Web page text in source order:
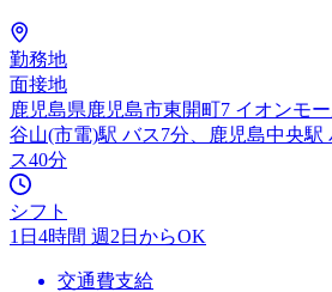
勤務地
面接地
鹿児島県鹿児島市東開町7 イオンモ
谷山(市電)駅 バス7分、鹿児島中央駅
ス40分
シフト
1日4時間 週2日からOK
交通費支給